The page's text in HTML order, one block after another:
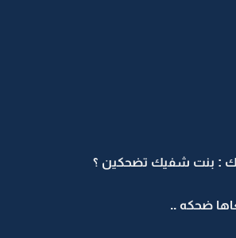
: بنت شفيك تضحكين ؟
ضحكه ..